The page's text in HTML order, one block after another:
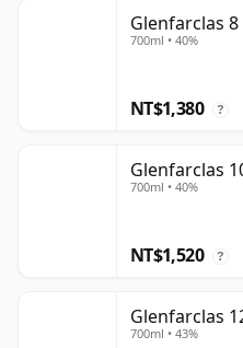
Glenfarclas 8
700ml • 40%
NT$1,380 ?
Glenfarclas
700ml • 40%
NT$1,520 ?
Glenfarclas
700ml • 43%